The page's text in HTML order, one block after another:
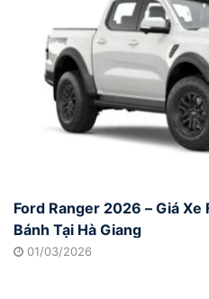
Ford Ranger 2026 – Giá
Bánh Tại Hà Giang
01/03/2026